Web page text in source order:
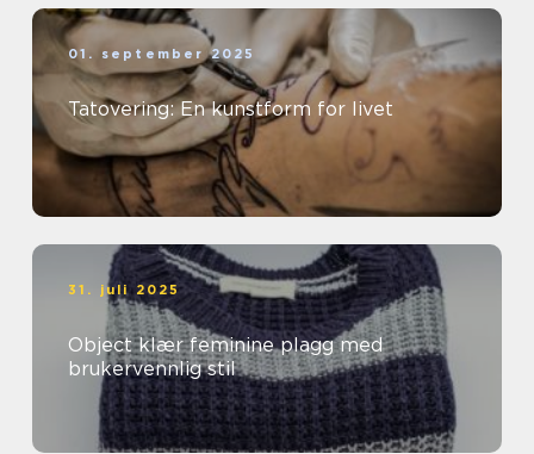
01. september 2025
Tatovering: En kunstform for livet
31. juli 2025
Object klær feminine plagg med
brukervennlig stil